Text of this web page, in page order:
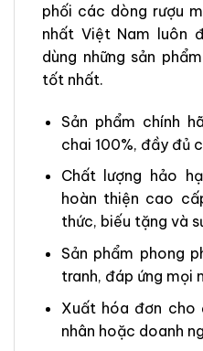
phối các dòng rượu
nhất Việt Nam luôn
dùng những sản
tốt nhất.
Sản phẩm chính
chai 100%, đầy đủ
Chất lượng hảo
hoàn thiện cao
thức, biếu tặng và
Sản phẩm phong
tranh, đáp ứng mọi
Xuất hóa đơn cho
nhân hoặc doanh